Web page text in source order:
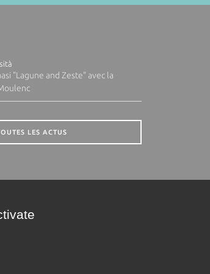
"Lagune and Zeste" avec la
LES ACTUS